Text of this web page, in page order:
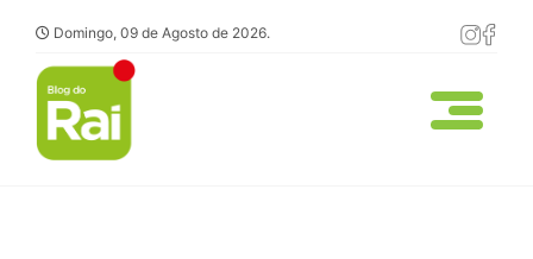
Domingo, 09 de Agosto de 2026.